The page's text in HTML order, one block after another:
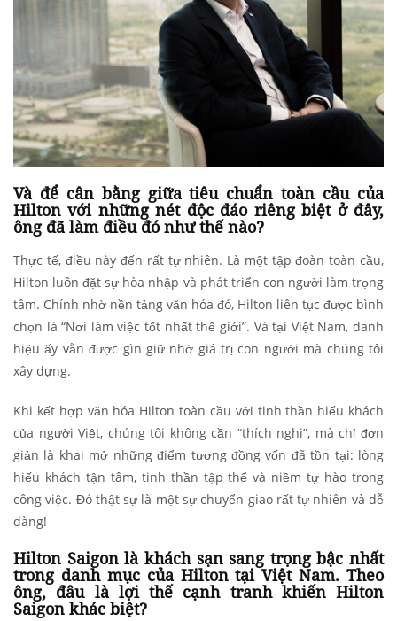
Và để cân bằng giữa tiêu chuẩn toàn cầu của
Hilton với những nét độc đáo riêng biệt ở đây,
ông đã làm điều đó như thế nào?
Thực tế, điều này đến rất tự nhiên. Là một tập đoàn toàn cầu,
Hilton luôn đặt sự hòa nhập và phát triển con người làm trọng
tâm. Chính nhờ nền tảng văn hóa đó, Hilton liên tục được bình
chọn là “Nơi làm việc tốt nhất thế giới”. Và tại Việt Nam, danh
hiệu ấy vẫn được gìn giữ nhờ giá trị con người mà chúng tôi
xây dựng.
Khi kết hợp văn hóa Hilton toàn cầu với tinh thần hiếu khách
của người Việt, chúng tôi không cần “thích nghi”, mà chỉ đơn
giản là khai mở những điểm tương đồng vốn đã tồn tại: lòng
hiếu khách tận tâm, tinh thần tập thể và niềm tự hào trong
công việc. Đó thật sự là một sự chuyển giao rất tự nhiên và dễ
dàng!
Hilton Saigon là khách sạn sang trọng bậc nhất
trong danh mục của Hilton tại Việt Nam. Theo
ông, đâu là lợi thế cạnh tranh khiến Hilton
Saigon khác biệt?